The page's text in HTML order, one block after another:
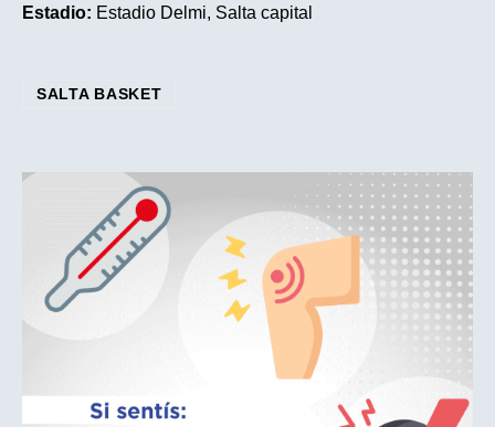
Estadio: Estadio Delmi, Salta capital
SALTA BASKET